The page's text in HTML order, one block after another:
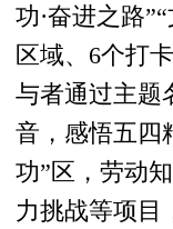
功·奋进之路
区域、6个打
与者通过主题
音，感悟五四
功”区，劳动
力挑战等项目